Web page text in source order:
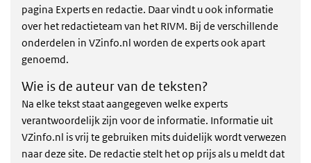
pagina Experts en redactie. Daar vindt u ook informatie
over het redactieteam van het RIVM. Bij de verschillende
onderdelen in VZinfo.nl worden de experts ook apart
genoemd.
Wie is de auteur van de teksten?
Na elke tekst staat aangegeven welke experts
verantwoordelijk zijn voor de informatie. Informatie uit
VZinfo.nl is vrij te gebruiken mits duidelijk wordt verwezen
naar deze site. De redactie stelt het op prijs als u meldt dat